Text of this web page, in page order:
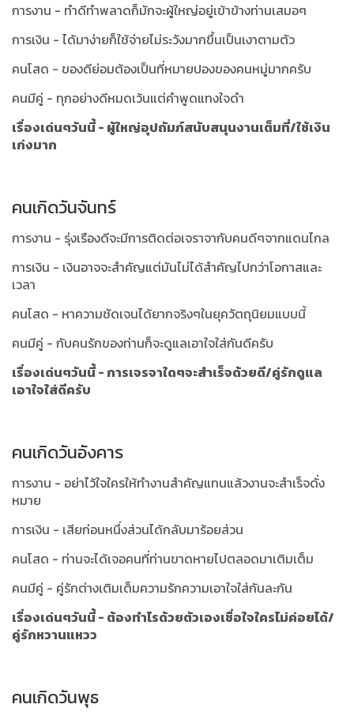
การงาน - ทำดีทำพลาดก็มักจะผู้ใหญ่อยู่เข้าข้างท่านเสมอๆ
การเงิน - ได้มาง่ายก็ใช้จ่ายไม่ระวังมากขึ้นเป็นเงาตามตัว
คนโสด - ของดีย่อมต้องเป็นที่หมายปองของคนหมู่มากครับ
คนมีคู่ - ทุกอย่างดีหมดเว้นแต่คำพูดแทงใจดำ
เรื่องเด่นๆวันนี้ - ผู้ใหญ่อุปถัมภ์สนับสนุนงานเต็มที่/ใช้เงิน
เก่งมาก
คนเกิดวันจันทร์
การงาน - รุ่งเรืองดีจะมีการติดต่อเจราจากับคนดีๆจากแดนไกล
การเงิน - เงินอาจจะสำคัญแต่มันไม่ได้สำคัญไปกว่าโอกาสและ
เวลา
คนโสด - หาความชัดเจนได้ยากจริงๆในยุควัตถุนิยมแบบนี้
คนมีคู่ - กับคนรักของท่านก็จะดูแลเอาใจใส่กันดีครับ
เรื่องเด่นๆวันนี้ - การเจรจาใดๆจะสำเร็จด้วยดี/คู่รักดูแล
เอาใจใส่ดีครับ
คนเกิดวันอังคาร
การงาน - อย่าไว้ใจใครให้ทำงานสำคัญแทนแล้วงานจะสำเร็จดั่ง
หมาย
การเงิน - เสียก่อนหนึ่งส่วนได้กลับมาร้อยส่วน
คนโสด - ท่านจะได้เจอคนที่ท่านขาดหายไปตลอดมาเติมเต็ม
คนมีคู่ - คู่รักต่างเติมเต็มความรักความเอาใจใส่กันละกัน
เรื่องเด่นๆวันนี้ - ต้องทำไรด้วยตัวเองเชื่อใจใครไม่ค่อยได้/
คู่รักหวานแหวว
คนเกิดวันพุธ